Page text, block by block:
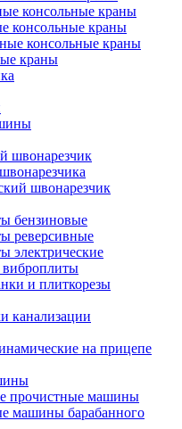
консольные краны
консольные краны
консольные краны
краны
швонарезчик
швонарезчик
бензиновые
реверсивные
электрические
виброплиты
и плиткорезы
канализации
на прицепе
прочистные машины
машины барабанного